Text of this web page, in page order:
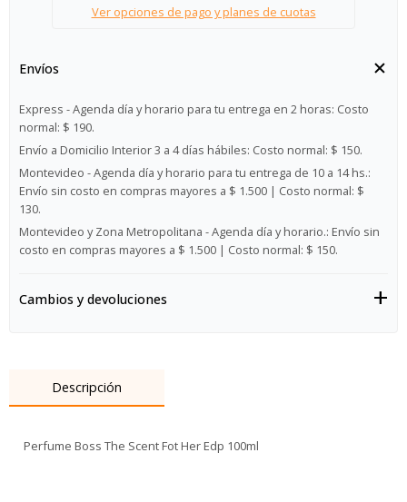
Ver opciones de pago y planes de cuotas
Envíos
Express - Agenda día y horario para tu entrega en 2 horas: Costo
normal: $ 190.
Envío a Domicilio Interior 3 a 4 días hábiles: Costo normal: $ 150.
Montevideo - Agenda día y horario para tu entrega de 10 a 14 hs.:
Envío sin costo en compras mayores a $ 1.500 | Costo normal: $
130.
Montevideo y Zona Metropolitana - Agenda día y horario.: Envío sin
costo en compras mayores a $ 1.500 | Costo normal: $ 150.
Cambios y devoluciones
Descripción
Perfume Boss The Scent Fot Her Edp 100ml